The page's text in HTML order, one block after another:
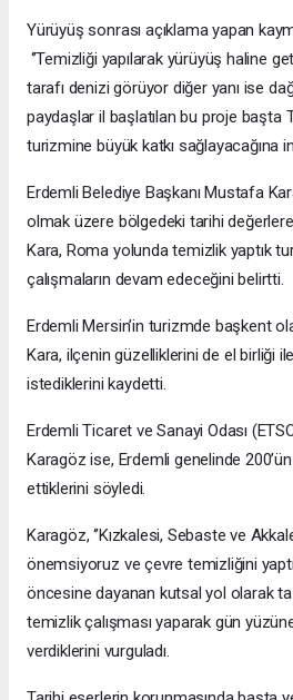
Yürüyüş sonrası açıklama yapan
‘’Temizliği yapılarak yürüyüş haline
tarafı denizi görüyor diğer yanı ise
paydaşlar il başlatılan bu proje başta
turizmine büyük katkı sağlayacağına
Erdemli Belediye Başkanı Mustafa
olmak üzere bölgedeki tarihi değerlere
Kara, Roma yolunda temizlik yaptık
çalışmaların devam edeceğini belirtti.
Erdemli Mersin’in turizmde başkent
Kara, ilçenin güzelliklerini de el birliği
istediklerini kaydetti.
Erdemli Ticaret ve Sanayi Odası
Karagöz ise, Erdemli genelinde
ettiklerini söyledi.
Karagöz, ‘’Kızkalesi, Sebaste ve
önemsiyoruz ve çevre temizliğini
öncesine dayanan kutsal yol olarak
temizlik çalışması yaparak gün
verdiklerini vurguladı.